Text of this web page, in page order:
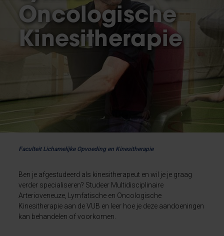
Oncologische
Kinesitherapie
Faculteit Lichamelijke Opvoeding en Kinesitherapie
Ben je afgestudeerd als kinesitherapeut en wil je je graag
verder specialiseren? Studeer Multidisciplinaire
Arterioveneuze, Lymfatische en Oncologische
Kinesitherapie aan de VUB en leer hoe je deze aandoeningen
kan behandelen of voorkomen.